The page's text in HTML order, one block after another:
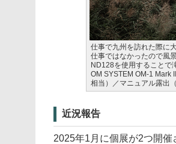
仕事で九州を訪れた際に
仕事ではなかったので風
ND128を使用することで
OM SYSTEM OM-1 Mark
相当）／マニュアル露出
近況報告
2025年1月に個展が2つ開